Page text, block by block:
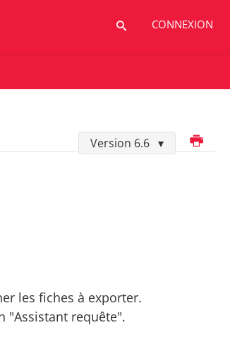
CONNEXION
Version 6.6Imprimer
les fiches à exporter.
"Assistant requête".